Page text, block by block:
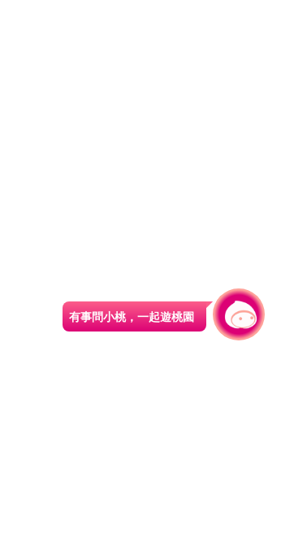
有事問小桃，一起遊桃園